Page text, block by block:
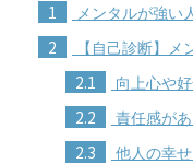
1 メンタルが強い
2 【自己診断】メ
2.1 向上心や
2.2 責任感が
2.3 他人の幸